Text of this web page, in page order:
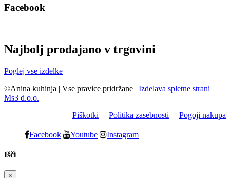
Facebook
Najbolj prodajano v trgovini
Poglej vse izdelke
©Anina kuhinja | Vse pravice pridržane | Izdelava spletne strani
Ms3 d.o.o.
Piškotki
Politika zasebnosti Pogoji nakupa
Facebook Youtube Instagram
Išči
×